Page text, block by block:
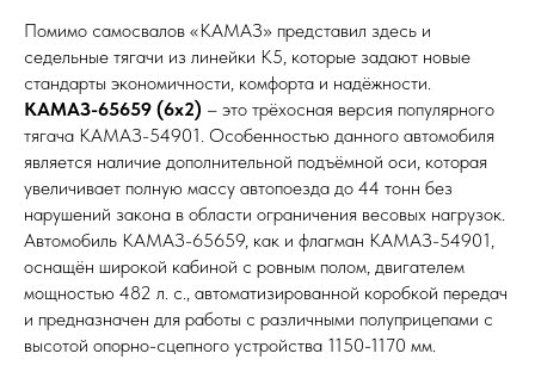
Помимо самосвалов «КАМАЗ» представил здесь и
седельные тягачи из линейки К5, которые задают новые
стандарты экономичности, комфорта и надёжности.
КАМАЗ-65659 (6х2) – это трёхосная версия популярного
тягача КАМАЗ-54901. Особенностью данного автомобиля
является наличие дополнительной подъёмной оси, которая
увеличивает полную массу автопоезда до 44 тонн без
нарушений закона в области ограничения весовых нагрузок.
Автомобиль КАМАЗ-65659, как и флагман КАМАЗ-54901,
оснащён широкой кабиной с ровным полом, двигателем
мощностью 482 л. с., автоматизированной коробкой передач
и предназначен для работы с различными полуприцепами с
высотой опорно-сцепного устройства 1150-1170 мм.